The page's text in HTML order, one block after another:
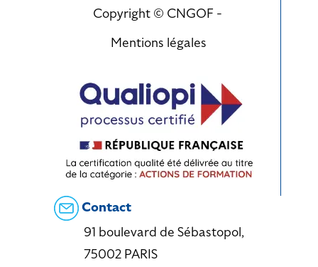
Copyright © CNGOF -
Mentions légales
Contact
91 boulevard de Sébastopol,
75002 PARIS